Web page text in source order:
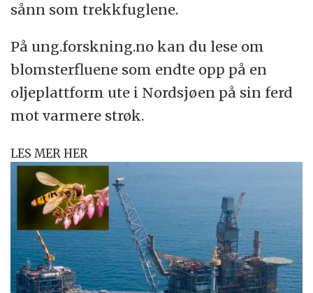
sånn som trekkfuglene.
På ung.forskning.no kan du lese om
blomsterfluene som endte opp på en
oljeplattform ute i Nordsjøen på sin ferd
mot varmere strøk.
LES MER HER